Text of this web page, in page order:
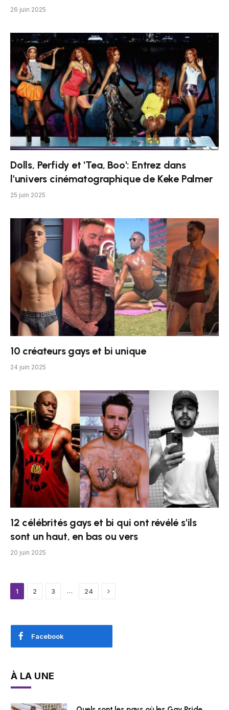
26 juin 2025
Dolls, Perfidy et 'Tea, Boo': Entrez dans
l'univers cinématographique de Keke Palmer
25 juin 2025
10 créateurs gays et bi unique
24 juin 2025
12 célébrités gays et bi qui ont révélé s'ils
sont un haut, en bas ou vers
20 juin 2025
1 2 3 … 24 Next
Facebook
À LA UNE